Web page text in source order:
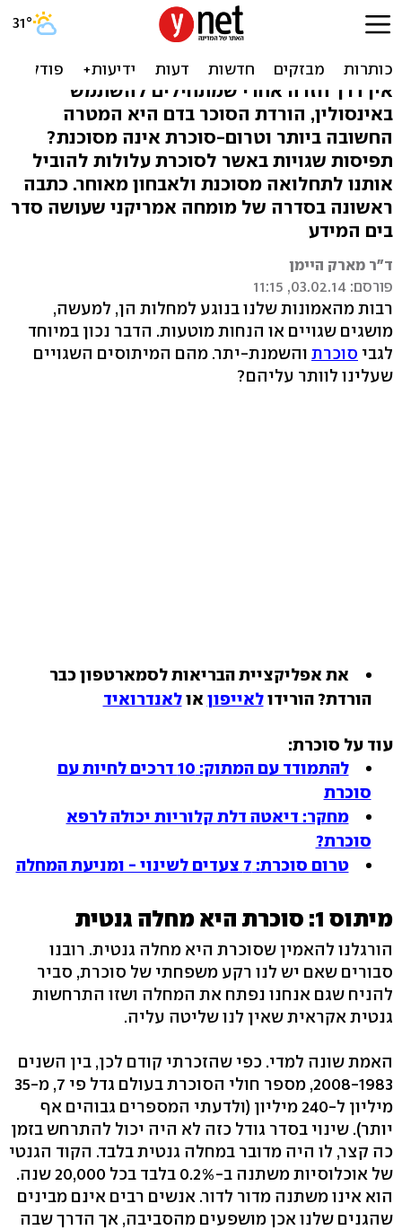
האם ניתן לרפא לחלוטין
אין דרך חזרה אחרי שמתחילים להשתמש
באינסולין, הורדת הסוכר בדם היא המטרה
החשובה ביותר וטרום-סוכרת אינה מסוכנת?
תפיסות שגויות באשר לסוכרת עלולות להוביל
אותנו לתחלואה מסוכנת ולאבחון מאוחר. כתבה
ראשונה בסדרה של מומחה אמריקני שעושה סדר
בים המידע
ד"ר מארק היימן
פורסם: 03.02.14, 11:15
רבות מהאמונות שלנו בנוגע למחלות הן, למעשה,
מושגים שגויים או הנחות מוטעות. הדבר נכון במיוחד
לגבי סוכרת והשמנת-יתר. מהם המיתוסים השגויים
שעלינו לוותר עליהם?
את אפליקציית הבריאות לסמארטפון כבר
הורדת? הורידולאייפון אולאנדרואיד
עוד על סוכרת:
להתמודד עם המתוק: 10 דרכים לחיות עם
סוכרת
מחקר: דיאטה דלת קלוריות יכולה לרפא
סוכרת?
טרום סוכרת: 7 צעדים לשינוי - ומניעת המחלה
מיתוס 1: סוכרת היא מחלה גנטית
הורגלנו להאמין שסוכרת היא מחלה גנטית. רובנו
סבורים שאם יש לנו רקע משפחתי של סוכרת, סביר
להניח שגם אנחנו נפתח את המחלה ושזו התרחשות
גנטית אקראית שאין לנו שליטה עליה.
האמת שונה למדי. כפי שהזכרתי קודם לכן, בין השנים
2008-1983, מספר חולי הסוכרת בעולם גדל פי 7, מ-35
מיליון ל-240 מיליון (ולדעתי המספרים גבוהים אף
יותר). שינוי בסדר גודל כזה לא היה יכול להתרחש בזמן
כה קצר, לו היה מדובר במחלה גנטית בלבד. הקוד הגנטי
של אוכלוסיות משתנה ב-0.2% בלבד בכל 20,000 שנה.
הוא אינו משתנה מדור לדור. אנשים רבים אינם מבינים
שהגנים שלנו אכן מושפעים מהסביבה, אך הדרך שבה